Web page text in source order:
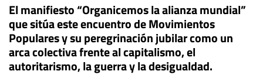
El manifiesto “Organicemos la alianza mundial”
que sitúa este encuentro de Movimientos
Populares y su peregrinación jubilar como un
arca colectiva frente al capitalismo, el
autoritarismo, la guerra y la desigualdad.